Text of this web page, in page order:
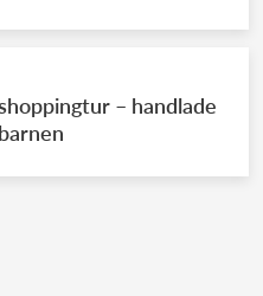
– handlade